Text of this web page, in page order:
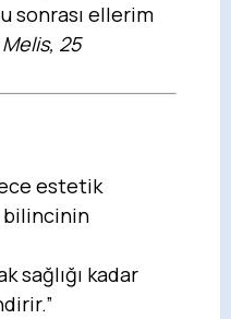
sonrası ellerim
Melis, 25
estetik
bilincinin
sağlığı kadar